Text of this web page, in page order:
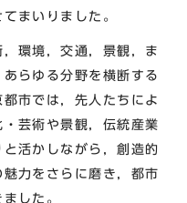
まいりました。
環境，交通，景観，ま
らゆる分野を横断する
市では，先人たちによ
芸術や景観，伝統産業
活かしながら，創造的
力をさらに磨き，都市
した。